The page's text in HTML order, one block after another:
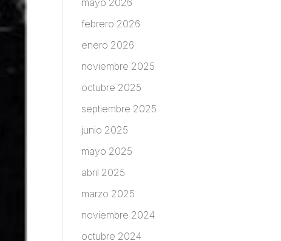
mayo 2026
febrero 2026
enero 2026
noviembre 2025
octubre 2025
septiembre 2025
junio 2025
mayo 2025
abril 2025
marzo 2025
noviembre 2024
octubre 2024